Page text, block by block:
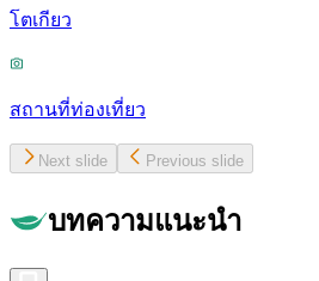
โตเกียว
สถานที่ท่องเที่ยว
Next slide Previous slide
บทความแนะนำ